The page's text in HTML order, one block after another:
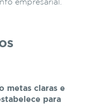
empresarial.
metas claras e
para